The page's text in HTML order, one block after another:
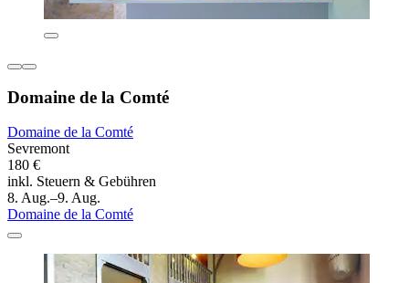
Domaine de la Comté
Domaine de la Comté
Sevremont
180 €
inkl. Steuern & Gebühren
8. Aug.–9. Aug.
Domaine de la Comté